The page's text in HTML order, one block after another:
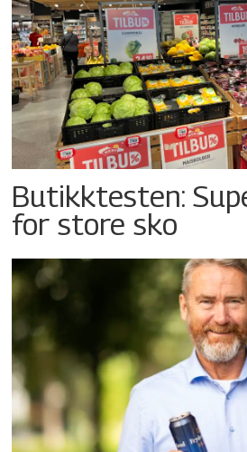
Butikktesten:
for store sko